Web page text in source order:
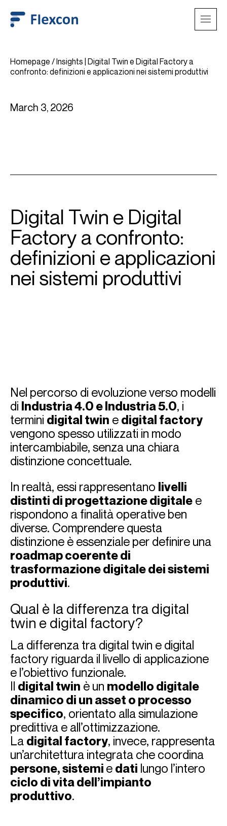
Homepage /Insights | Digital Twin e Digital Factory a
confronto: definizioni e applicazioni nei sistemi produttivi
March 3, 2026
Digital Twin e Digital
Factory a confronto:
definizioni e applicazioni
nei sistemi produttivi
Nel percorso di evoluzione verso modelli
di Industria 4.0 e Industria 5.0, i
termini digital twin e digital factory
vengono spesso utilizzati in modo
intercambiabile, senza una chiara
distinzione concettuale.
In realtà, essi rappresentano livelli
distinti di progettazione digitale e
rispondono a finalità operative ben
diverse. Comprendere questa
distinzione è essenziale per definire una
roadmap coerente di
trasformazione digitale dei sistemi
produttivi.
Qual è la differenza tra digital
twin e digital factory?
La differenza tra digital twin e digital
factory riguarda il livello di applicazione
e l’obiettivo funzionale.
Il digital twin è un modello digitale
dinamico di un asset o processo
specifico, orientato alla simulazione
predittiva e all’ottimizzazione.
La digital factory, invece, rappresenta
un’architettura integrata che coordina
persone, sistemi e dati lungo l’intero
ciclo di vita dell’impianto
produttivo.